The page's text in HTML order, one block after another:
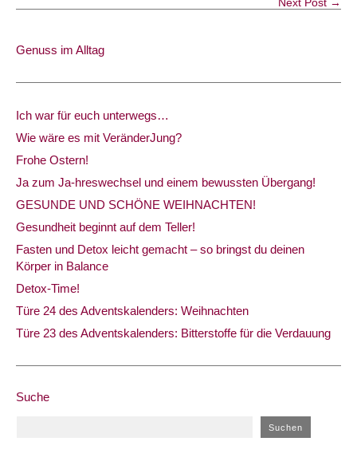
Genuss im Alltag
Ich war für euch unterwegs…
Wie wäre es mit VeränderJung?
Frohe Ostern!
Ja zum Ja-hreswechsel und einem bewussten Übergang!
GESUNDE UND SCHÖNE WEIHNACHTEN!
Gesundheit beginnt auf dem Teller!
Fasten und Detox leicht gemacht – so bringst du deinen
Körper in Balance
Detox-Time!
Türe 24 des Adventskalenders: Weihnachten
Türe 23 des Adventskalenders: Bitterstoffe für die Verdauung
Suche